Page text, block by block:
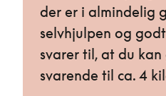
der er i almindelig
selvhjulpen og
svarer til, at du
svarende til ca. 4